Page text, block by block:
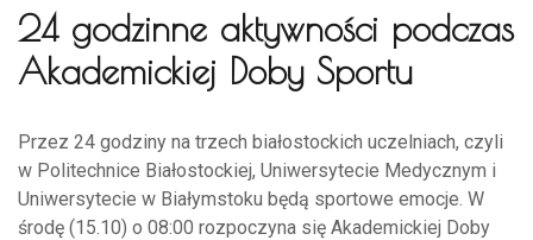
24 godzinne aktywności podczas
Akademickiej Doby Sportu
Przez 24 godziny na trzech białostockich uczelniach, czyli
w Politechnice Białostockiej, Uniwersytecie Medycznym i
Uniwersytecie w Białymstoku będą sportowe emocje. W
środę (15.10) o 08:00 rozpoczyna się Akademickiej Doby